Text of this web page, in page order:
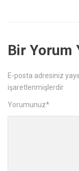
Bir Yorum
E-posta adresiniz
işaretlenmişlerdir
Yorumunuz*